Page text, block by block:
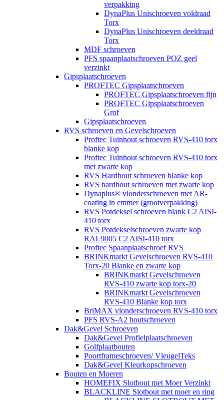
verpakking
DynaPlus Unischroeven voldraad
Torx
DynaPlus Unischroeven deeldraad
Torx
MDF schroeven
PFS spaanplaatschroeven POZ geel
verzinkt
Gipsplaatschroeven
PROFTEC Gipsplaatschroeven
PROFTEC Gipsplaatschroeven fijn
PROFTEC Gipsplaatschroeven
Grof
Gipsplaatschroeven
RVS schroeven en Gevelschroeven
Proftec Tuinhout schroeven RVS-410 torx
blanke kop
Proftec Tuinhout schroeven RVS-410 torx
met zwarte kop
RVS Hardhout schroeven blanke kop
RVS hardhout schroeven met zwarte kop
Dynaplus® vlonderschroeven met AR-
coating in emmer (grootverpakking)
RVS Potdeksel schroeven blank C2 AISI-
410 torx
RVS Potdekselschroeven zwarte kop
RAL9005 C2 AISI-410 torx
Proftec Spaanplaatschroef RVS
BRINKmarkt Gevelschroeven RVS-410
Torx-20 Blanke en zwarte kop
BRINKmarkt Gevelschroeven
RVS-410 zwarte kop torx-20
BRINKmarkt Gevelschroeven
RVS-410 Blanke kop torx
BriMAX vlonderschroeven RVS-410 torx
PFS RVS-A2 houtschroeven
Dak&Gevel Schroeven
Dak&Gevel Profielplaatschroeven
Golfplaatbouten
Poortframeschroeven/ VleugelTeks
Dak&Gevel Kleurkopschroeven
Bouten en Moeren
HOMEFIX Slotbout met Moer Verzinkt
BLACKLINE Slotbout met moer en ring